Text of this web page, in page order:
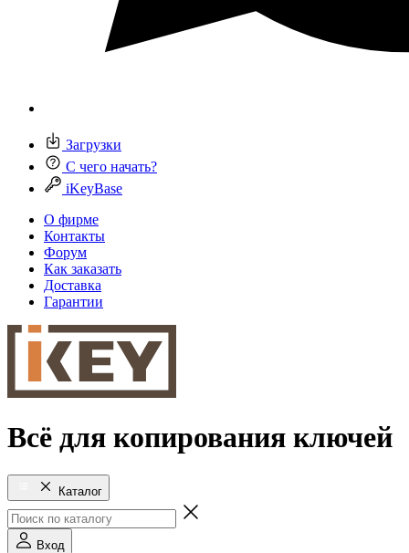
Загрузки
С чего начать?
iKeyBase
О фирме
Контакты
Форум
Как заказать
Доставка
Гарантии
Всё для копирования ключей
Каталог
Вход